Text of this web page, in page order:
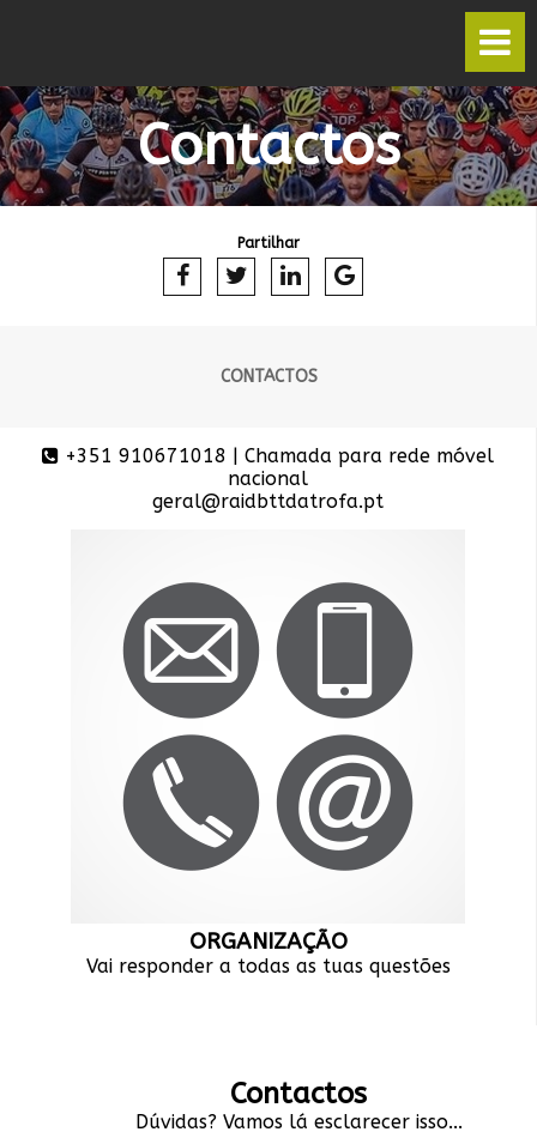
Contactos
Partilhar
CONTACTOS
+351 910671018 | Chamada para rede móvel
nacional
geral@raidbttdatrofa.pt
ORGANIZAÇÃO
Vai responder a todas as tuas questões
Contactos
Dúvidas? Vamos lá esclarecer isso...